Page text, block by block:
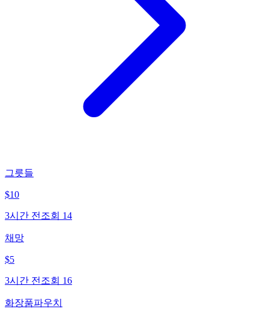
그릇들
$10
3시간 전 조회 14
채망
$5
3시간 전 조회 16
화장품파우치